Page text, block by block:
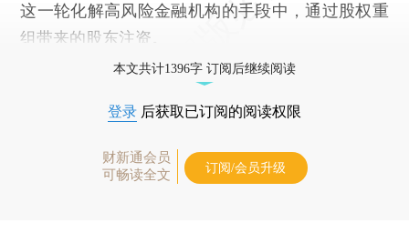
这一轮化解高风险金融机构的手段中，通过股权重
组带来的股东注资。
本文共计1396字 订阅后继续阅读
登录 后获取已订阅的阅读权限
财新通会员
可畅读全文
订阅/会员升级